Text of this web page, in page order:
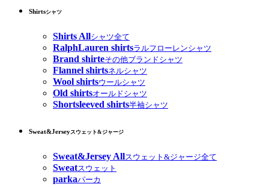
Shirtsシャツ
Shirts Allシャツ全て
RalphLauren shirtsラルフローレンシャツ
Brand shirteその他ブランドシャツ
Flannel shirtsネルシャツ
Wool shirtsウールシャツ
Old shirtsオールドシャツ
Shortsleeved shirts半袖シャツ
Sweat&Jerseyスウェット&ジャージ
Sweat&Jersey Allスウェット&ジャージ全て
Sweatスウェット
parkaパーカ